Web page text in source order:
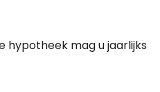
hypotheek mag u jaarlijks